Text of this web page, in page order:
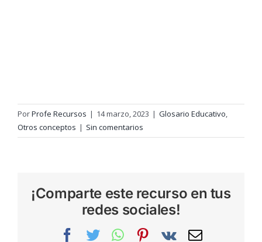
PorProfe Recursos | 14 marzo, 2023 | Glosario Educativo,
Otros conceptos | Sin comentarios
¡Comparte este recurso en tus
redes sociales!
Facebook
TwitterWhatsAppPinterest
Vk
Correo